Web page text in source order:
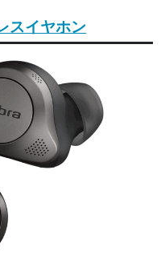
スイヤホン